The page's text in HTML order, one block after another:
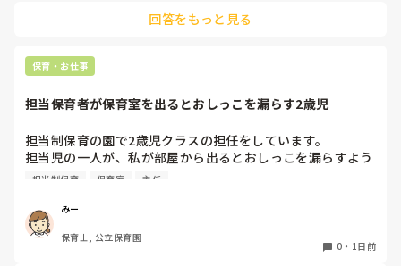
床から支えなしに立ち上がりにくくなり、痛みが走ります。
自転車通勤ですが、それも、膝や太ももに痛みが来始めまし
た。
今は８月。
家でもやることはあります。
日常生活すら支障をきたすほどになりました。
椅子に座って作業をすれば？
と、園で言われました。
なので、子ども椅子程度の高さの踏み台に座って、試してみ
用したり、抱っこや重い作業は周囲の先生に相談して頼むよう
回答をもっと見る
保育・お仕事
担当保育者が保育室を出るとおしっこを漏らす2歳児
担当制保育の園で2歳児クラスの担任をしています。
担当児の一人が、私が部屋から出るとおしっこを漏らすよう
になりました。
4月から私への執着が強かったのですが、特に寝かしつけの
時に私がそばに行かないと繰り返し大きい声で呼んだり私が
寝かしつけしている子にちょっかいを出したり、何回もトイ
担当制保育 保育室 主任
みー
保育士, 公立保育園
0 ・ 1日前